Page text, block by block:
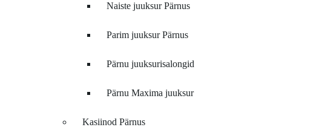
Naiste juuksur Pärnus
Parim juuksur Pärnus
Pärnu juuksurisalongid
Pärnu Maxima juuksur
Kasiinod Pärnus